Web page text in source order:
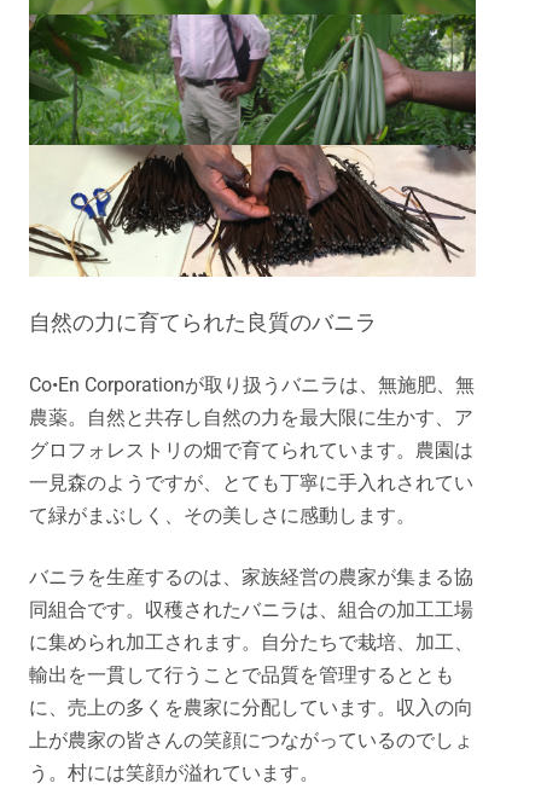
自然の力に育てられた良質のバニラ
Co•En Corporationが取り扱うバニラは、無施肥、無
農薬。自然と共存し自然の力を最大限に生かす、ア
グロフォレストリの畑で育てられています。農園は
一見森のようですが、とても丁寧に手入れされてい
て緑がまぶしく、その美しさに感動します。
バニラを生産するのは、家族経営の農家が集まる協
同組合です。収穫されたバニラは、組合の加工工場
に集められ加工されます。自分たちで栽培、加工、
輸出を一貫して行うことで品質を管理するととも
に、売上の多くを農家に分配しています。収入の向
上が農家の皆さんの笑顔につながっているのでしょ
う。村には笑顔が溢れています。